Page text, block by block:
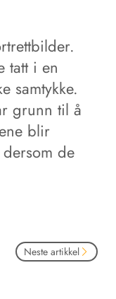
tatt i en
samtykke.
grunn til å
blir
de
Neste artikkel